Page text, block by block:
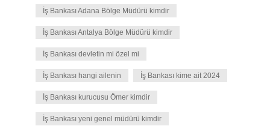
İş Bankası Adana Bölge Müdürü kimdir
İş Bankası Antalya Bölge Müdürü kimdir
İş Bankası devletin mi özel mi
İş Bankası hangi ailenin İş Bankası kime ait 2024
İş Bankası kurucusu Ömer kimdir
İş Bankası yeni genel müdürü kimdir